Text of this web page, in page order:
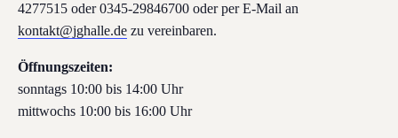
4277515 oder 0345-29846700 oder per E-Mail an
kontakt@jghalle.de zu vereinbaren.
Öffnungszeiten:
sonntags 10:00 bis 14:00 Uhr
mittwochs 10:00 bis 16:00 Uhr